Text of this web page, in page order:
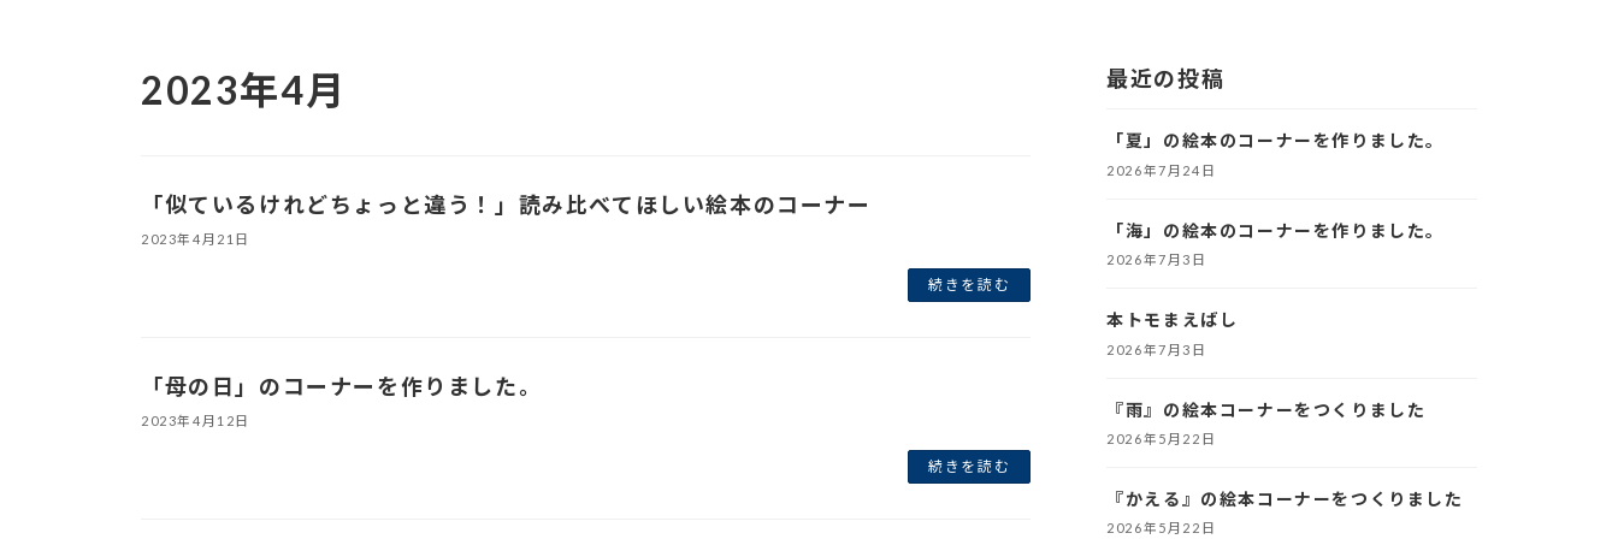
2023年4月
「似ているけれどちょっと違う！」読み比べてほしい絵本のコーナー
2023年4月21日
続きを読む
「母の日」のコーナーを作りました。
2023年4月12日
続きを読む
最近の投稿
「夏」の絵本のコーナーを作りました。
2026年7月24日
「海」の絵本のコーナーを作りました。
2026年7月3日
本トモまえばし
2026年7月3日
『雨』の絵本コーナーをつくりました
2026年5月22日
『かえる』の絵本コーナーをつくりました
2026年5月22日